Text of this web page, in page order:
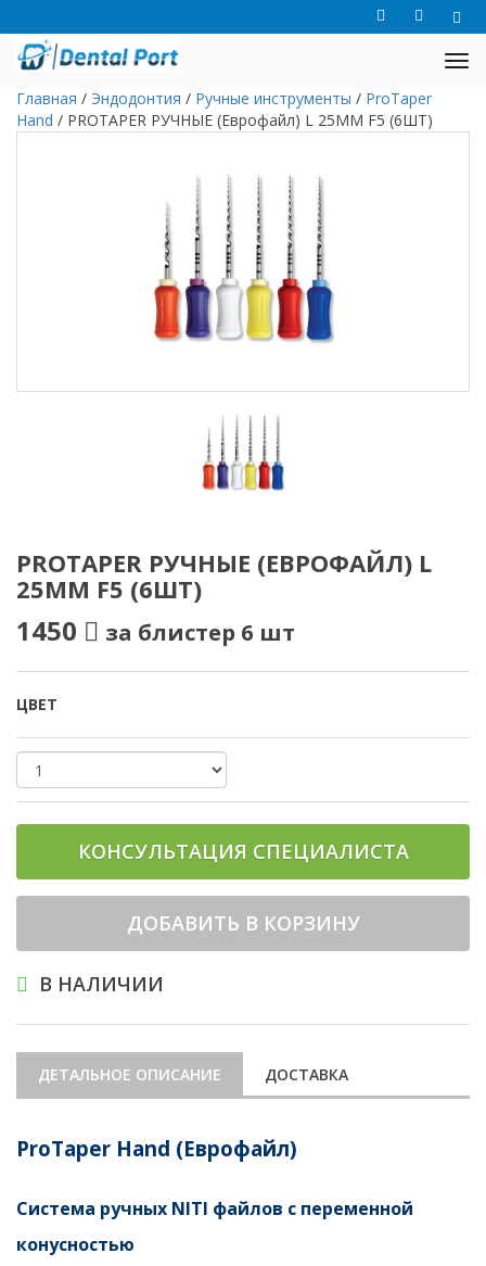
Главная / Эндодонтия / Ручные инструменты / ProTaper
Hand / PROTAPER РУЧНЫЕ (Еврофайл) L 25ММ F5 (6ШТ)
PROTAPER РУЧНЫЕ (ЕВРОФАЙЛ) L
25ММ F5 (6ШТ)
1450 за блистер 6 шт
ЦВЕТ
КОНСУЛЬТАЦИЯ СПЕЦИАЛИСТА
ДОБАВИТЬ В КОРЗИНУ
В НАЛИЧИИ
ДЕТАЛЬНОЕ ОПИСАНИЕ ДОСТАВКА
ProTaper Hand (Еврофайл)
Система ручных NITI файлов с переменной
конусностью